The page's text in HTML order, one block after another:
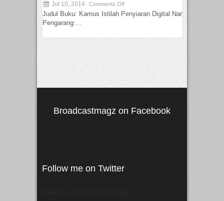
Jul 10, 2014 Comments Off
Judul Buku: Kamus Istilah Penyiaran Digital Nama
Pengarang:...
Broadcastmagz on Facebook
Follow me on Twitter